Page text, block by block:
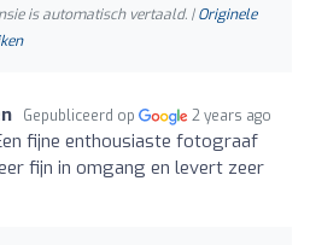
is automatisch vertaald. |Originele
Gepubliceerd op 2 years ago
fijne enthousiaste fotograaf
fijn in omgang en levert zeer